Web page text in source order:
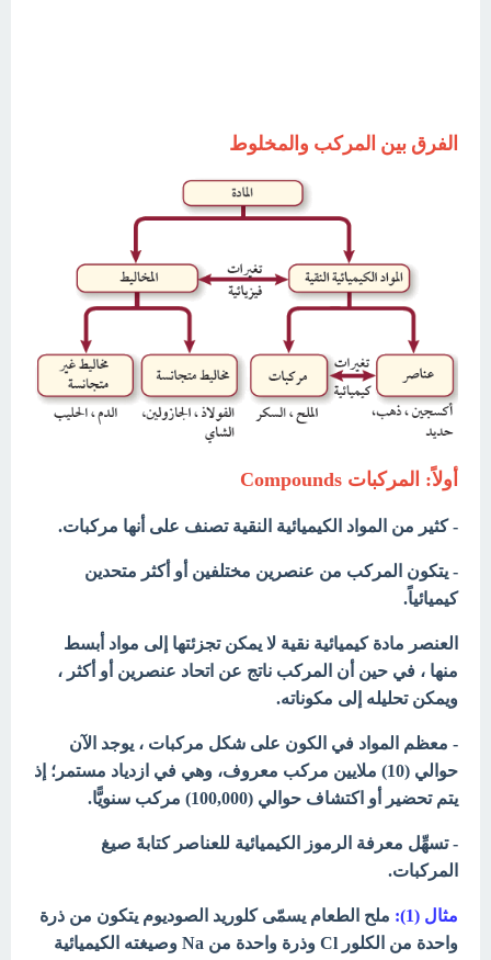
الفرق بين المركب والمخلوط
أولاً: المركبات Compounds
- كثير من المواد الكيميائية النقية تصنف على أنها مركبات.
- يتكون المركب من عنصرين مختلفين أو أكثر متحدين
كيميائياً.
العنصر مادة كيميائية نقية لا يمكن تجزئتها إلى مواد أبسط
منها ، في حين أن المركب ناتج عن اتحاد عنصرين أو أكثر ،
ويمكن تحليله إلى مكوناته.
- معظم المواد في الكون على شكل مركبات ، يوجد الآن
حوالي (10) ملايين مركب معروف، وهي في ازدياد مستمر؛ إذ
يتم تحضير أو اكتشاف حوالي (100,000) مركب سنويًّا.
- تسهِّل معرفة الرموز الكيميائية للعناصر كتابةَ صيغ
المركبات.
مثال (1):
ملح الطعام يسمّى كلوريد الصوديوم يتكون من ذرة
واحدة من الكلور Cl
وذرة واحدة من Na وصيغته الكيميائية